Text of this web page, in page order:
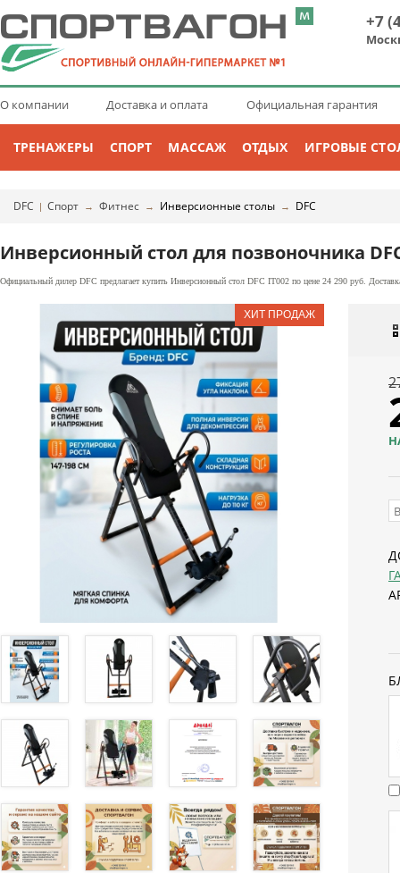
+7
О компании Доставка и оплата Официальная гарантия
ТРЕНАЖЕРЫ СПОРТ МАССАЖ ОТДЫХ ИГРОВЫЕ
DFC | Спорт → Фитнес → Инверсионные столы → DFC
Инверсионный стол для позвоночника
Официальный дилер DFC предлагает купить Инверсионный стол DFC IT002 по цене 24 290 руб.